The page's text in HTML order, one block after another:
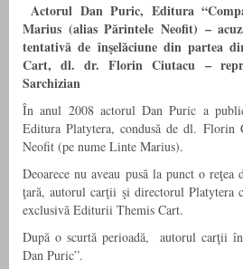
Actorul Dan Puric, Editura
Marius (alias Părintele Neofit) –
tentativă de înşelăciune din partea
Cart, dl. dr. Florin Ciutacu –
Sarchizian
În anul 2008 actorul Dan Puric a
Editura Platytera, condusă de dl. Florin
Neofit (pe nume Linte Marius).
Deoarece nu aveau pusă la punct o
ţară, autorul carţii şi directorul Platytera
exclusivă Editurii Themis Cart.
După o scurtă perioadă, autorul carţii
Dan Puric”.